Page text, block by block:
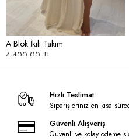
A Blok İkili Takım
4.400,00 TL
Hızlı Teslimat
Siparişleriniz en kısa
Güvenli Alışveriş
Güvenli ve kolay ödeme